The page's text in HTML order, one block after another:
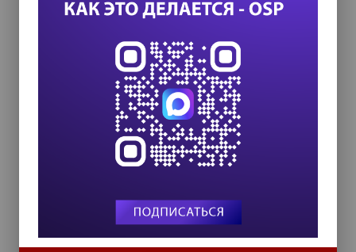
HR TECH + ИИ ТРАНСФОРМАЦИЯ 2026
COMPENSATION & BENEFITS FORUM
RUSSIA 2026
15 октября 2026
Zero Trust и Data Governance:
как управление данными